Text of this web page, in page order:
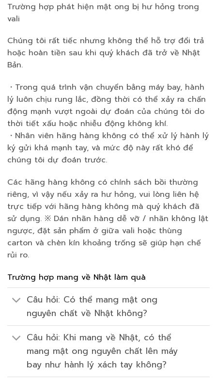
Trường hợp phát hiện mật ong bị hư hỏng trong
vali
Chúng tôi rất tiếc nhưng không thể hỗ trợ đổi trả
hoặc hoàn tiền sau khi quý khách đã trở về Nhật
Bản.
・Trong quá trình vận chuyển bằng máy bay, hành
lý luôn chịu rung lắc, đồng thời có thể xảy ra chấn
động mạnh vượt ngoài dự đoán của chúng tôi do
thời tiết xấu hoặc nhiễu động không khí.
・Nhân viên hãng hàng không có thể xử lý hành lý
ký gửi khá mạnh tay, và mức độ này rất khó để
chúng tôi dự đoán trước.
Các hãng hàng không có chính sách bồi thường
riêng, vì vậy nếu xảy ra hư hỏng, vui lòng liên hệ
trực tiếp với hãng hàng không mà quý khách đã
sử dụng. ※ Dán nhãn hàng dễ vỡ / nhãn không lật
ngược, đặt sản phẩm ở giữa vali hoặc thùng
carton và chèn kín khoảng trống sẽ giúp hạn chế
rủi ro.
Trường hợp mang về Nhật làm quà
Câu hỏi: Có thể mang mật ong
nguyên chất về Nhật không?
Câu hỏi: Khi mang về Nhật, có thể
mang mật ong nguyên chất lên máy
bay như hành lý xách tay không?